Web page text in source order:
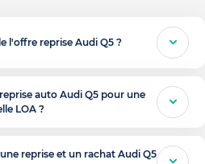
l'offre reprise Audi Q5 ?
auto Audi Q5 pour une
LOA ?
reprise et un rachat Audi Q5